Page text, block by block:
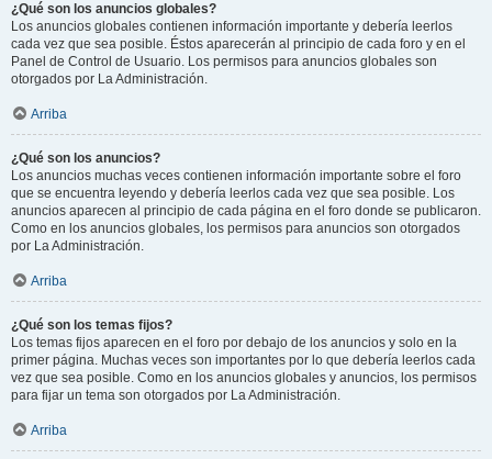
¿Qué son los anuncios globales?
Los anuncios globales contienen información importante y debería leerlos
cada vez que sea posible. Éstos aparecerán al principio de cada foro y en el
Panel de Control de Usuario. Los permisos para anuncios globales son
otorgados por La Administración.
Arriba
¿Qué son los anuncios?
Los anuncios muchas veces contienen información importante sobre el foro
que se encuentra leyendo y debería leerlos cada vez que sea posible. Los
anuncios aparecen al principio de cada página en el foro donde se publicaron.
Como en los anuncios globales, los permisos para anuncios son otorgados
por La Administración.
Arriba
¿Qué son los temas fijos?
Los temas fijos aparecen en el foro por debajo de los anuncios y solo en la
primer página. Muchas veces son importantes por lo que debería leerlos cada
vez que sea posible. Como en los anuncios globales y anuncios, los permisos
para fijar un tema son otorgados por La Administración.
Arriba